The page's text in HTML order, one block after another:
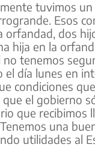
tuvimos
Esos
orfandad, dos
hija en la
tenemos
el día lunes en
condiciones
que el gobierno
que recibimos
una
utilidades al